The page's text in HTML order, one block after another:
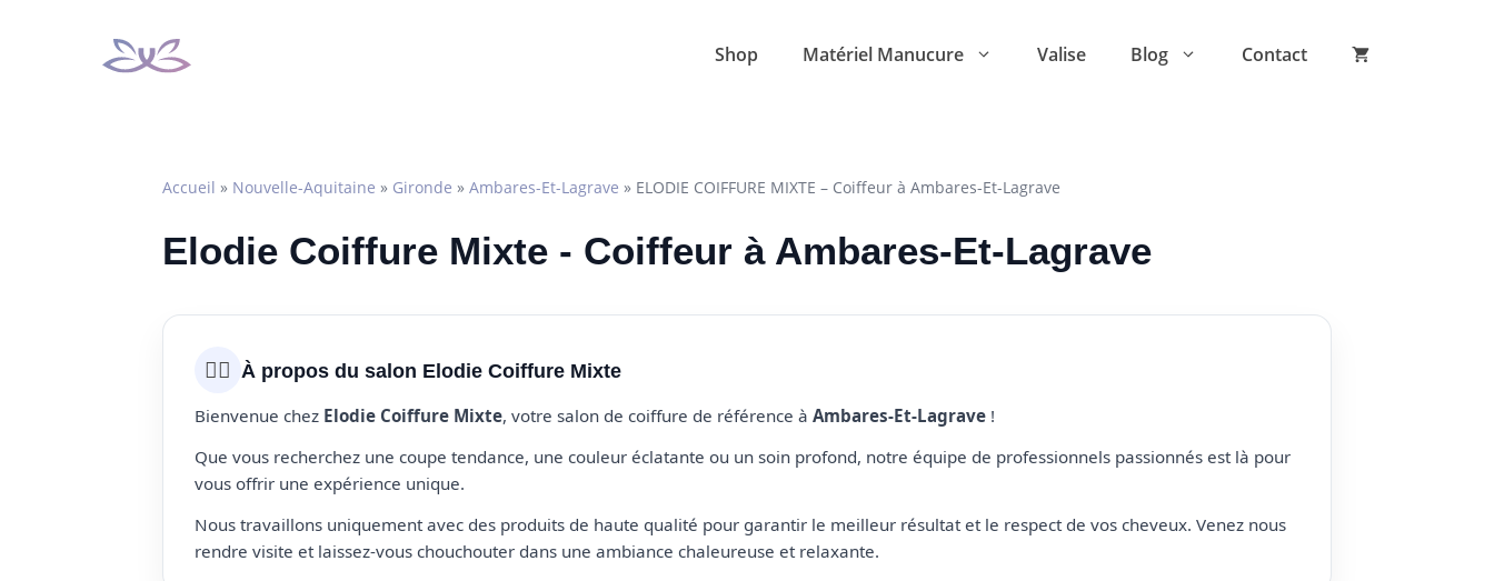
Shop Matériel Manucure Valise Blog Contact
Accueil » Nouvelle-Aquitaine » Gironde » Ambares-Et-Lagrave » ELODIE COIFFURE MIXTE – Coiffeur à Ambares-Et-Lagrave
Elodie Coiffure Mixte - Coiffeur à Ambares-Et-Lagrave
💇‍♀️ À propos du salon Elodie Coiffure Mixte
Bienvenue chez Elodie Coiffure Mixte, votre salon de coiffure de référence à Ambares-Et-Lagrave !
Que vous recherchez une coupe tendance, une couleur éclatante ou un soin profond, notre équipe de professionnels passionnés est là pour
vous offrir une expérience unique.
Nous travaillons uniquement avec des produits de haute qualité pour garantir le meilleur résultat et le respect de vos cheveux. Venez nous
rendre visite et laissez-vous chouchouter dans une ambiance chaleureuse et relaxante.